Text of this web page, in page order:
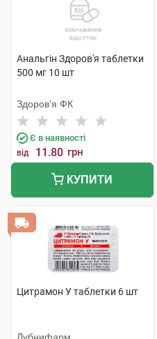
Анальгін Здоров'я таблетки
500 мг 10 шт
Здоров'я ФК
Є в наявності
від 11.80 грн
КУПИТИ
Цитрамон У таблетки 6 шт